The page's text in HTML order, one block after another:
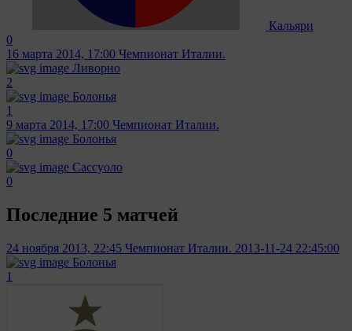
Кальяри
0
16 марта 2014, 17:00 Чемпионат Италии.
Ливорно
2
Болонья
1
9 марта 2014, 17:00 Чемпионат Италии.
Болонья
0
Сассуоло
0
Последние 5 матчей
24 ноября 2013, 22:45 Чемпионат Италии. 2013-11-24 22:45:00
Болонья
1